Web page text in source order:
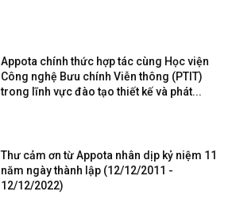
Appota chính thức hợp tác cùng Học viện
Công nghệ Bưu chính Viễn thông (PTIT)
trong lĩnh vực đào tạo thiết kế và phát...
Thư cảm ơn từ Appota nhân dịp kỷ niệm 11
năm ngày thành lập (12/12/2011 -
12/12/2022)